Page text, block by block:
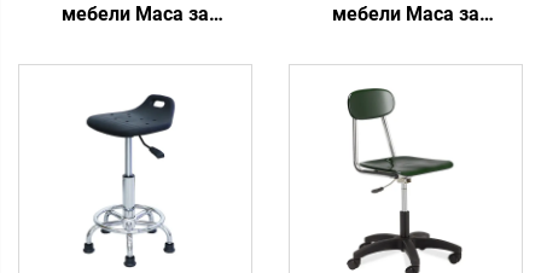
мебели Маса за
мебели Маса за